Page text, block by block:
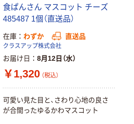
食ぱんさん マスコット チーズ
485487 1個（直送品）
在庫 わずか 直送品
クラスアップ株式会社
お届け日 8月12日（水）
￥1,320 （税込）
可愛い見た目と、さわり心地の良さ
が合間ったゆるかわマスコット
本気プライス
トイレットペー
パー シングル
120ｍ 再生紙
100% 6ロール
リサイクル100
芯あり FSC認
￥455~ （税込）
アスクル プラ
スチックグロー